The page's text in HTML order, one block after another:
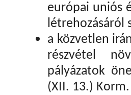
európai uniós
létrehozásáról
a közvetlen
részvétel
pályázatok
(XII. 13.)